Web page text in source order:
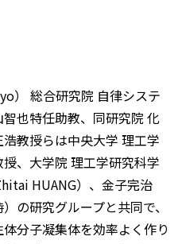
） 総合研究院 自律システ
也特任助教、同研究院 化
教授らは中央大学 理工学
、大学院 理工学研究科学
HUANG）、金子完治
の研究グループと共同で、
分子凝集体を効率よく作り